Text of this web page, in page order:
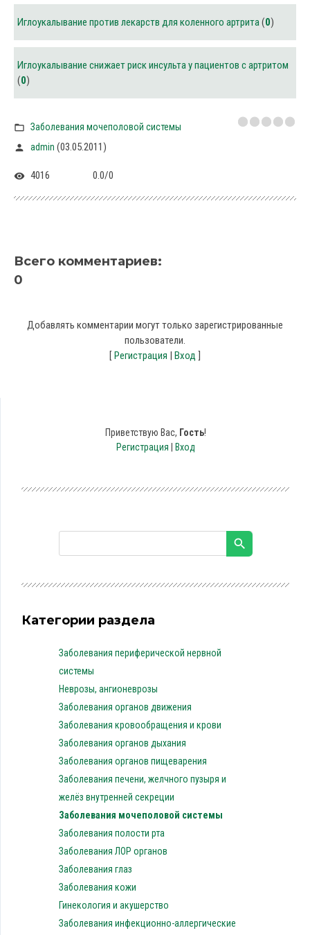
Иглоукалывание против лекарств для коленного артрита(0)
Иглоукалывание снижает риск инсульта у пациентов с артритом
(0)
Заболевания мочеполовой системы
admin (03.05.2011)
4016 0.0/0
Всего комментариев:
0
Добавлять комментарии могут только зарегистрированные
пользователи.
[Регистрация | Вход ]
Приветствую Вас, Гость!
Регистрация
Вход
Категории раздела
Заболевания периферической нервной
системы
Неврозы, ангионеврозы
Заболевания органов движения
Заболевания кровообращения и крови
Заболевания органов дыхания
Заболевания органов пищеварения
Заболевания печени, желчного пузыря и
желёз внутренней секреции
Заболевания мочеполовой системы
Заболевания полости рта
Заболевания ЛОР органов
Заболевания глаз
Заболевания кожи
Гинекология и акушерство
Заболевания инфекционно-аллергические